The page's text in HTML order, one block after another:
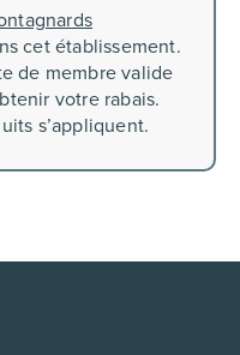
cet établissement.
de membre valide
votre rabais.
s’appliquent.